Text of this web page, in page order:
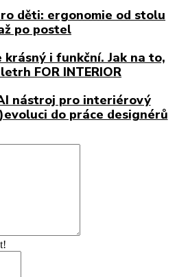
děti: ergonomie od stolu
po postel
krásný i funkční. Jak na to,
FOR INTERIOR
nástroj pro interiérový
do práce designérů